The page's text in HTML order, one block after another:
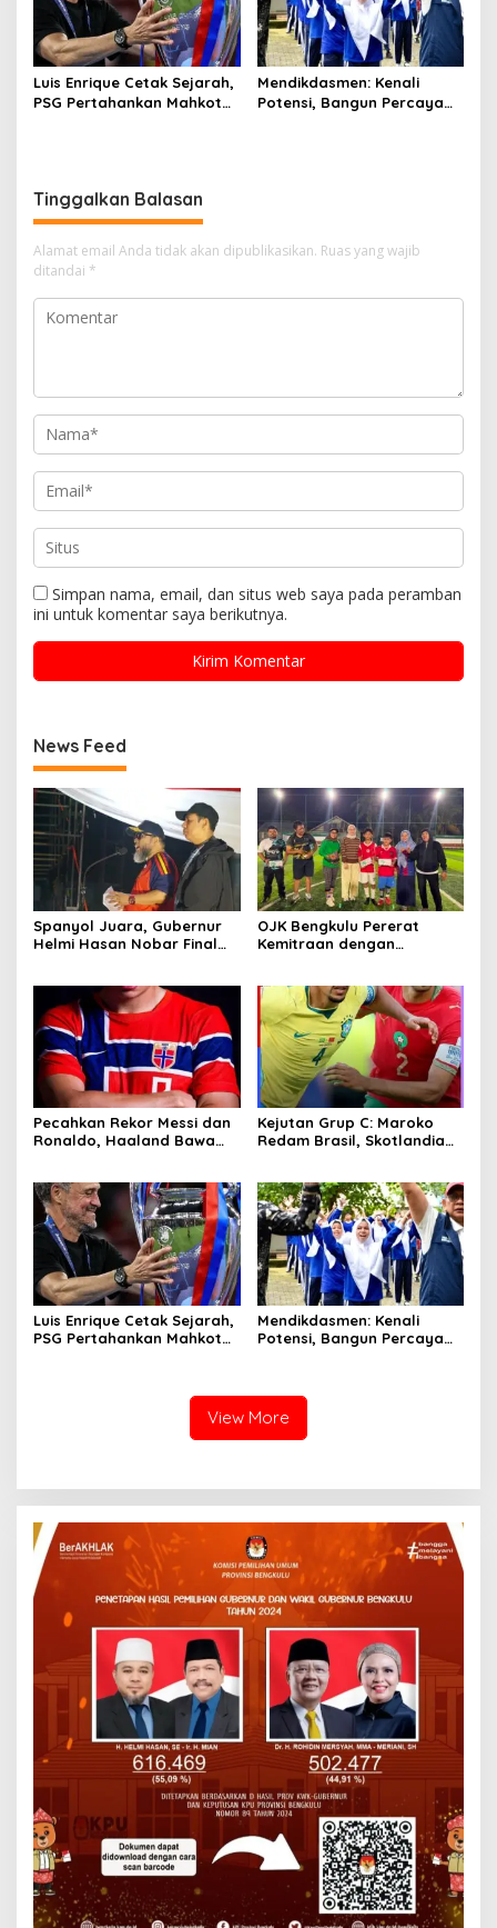
Luis Enrique Cetak Sejarah,
PSG Pertahankan Mahkota
Mendikdasmen: Kenali
Potensi, Bangun Percaya
Tinggalkan Balasan
Alamat email Anda tidak akan dipublikasikan. Ruas yang wajib
ditandai *
Simpan nama, email, dan situs web saya pada peramban
ini untuk komentar saya berikutnya.
News Feed
Spanyol Juara, Gubernur
Helmi Hasan Nobar Final
UMKM Diborong dan
Sembako Dibagikan
OJK Bengkulu Pererat
Kemitraan dengan
Pecahkan Rekor Messi dan
Ronaldo, Haaland Bawa
Kejutan Grup C: Maroko
Redam Brasil, Skotlandia
Luis Enrique Cetak Sejarah,
PSG Pertahankan Mahkota
Mendikdasmen: Kenali
Potensi, Bangun Percaya
View More